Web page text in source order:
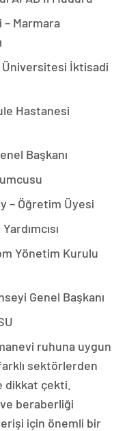
Marmara
Üniversitesi İktisadi
Hastanesi
Başkanı
– Öğretim Üyesi
Yönetim Kurulu
Genel Başkanı
ruhuna uygun
sektörlerden
dikkat çekti.
beraberliği
için önemli bir